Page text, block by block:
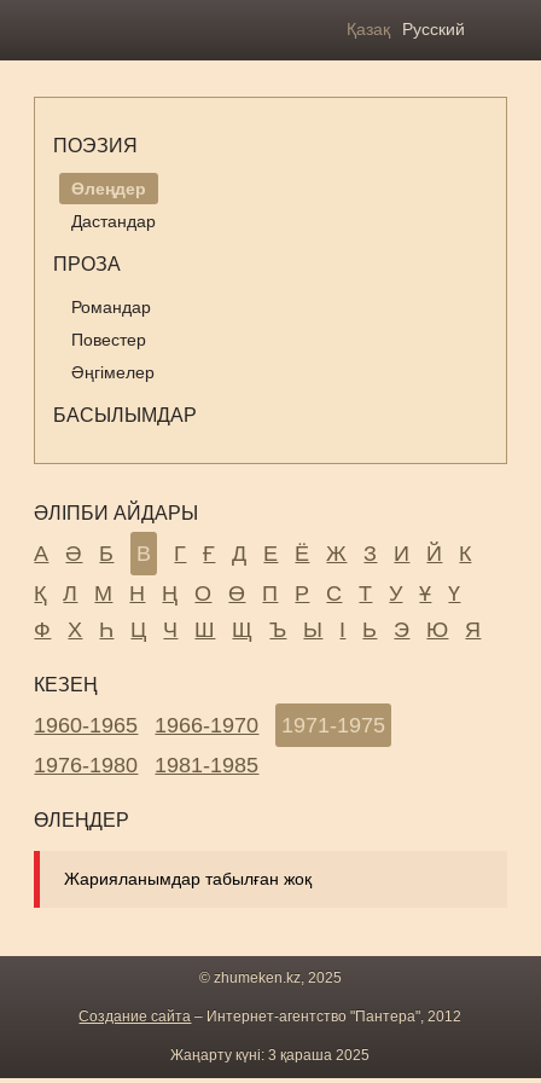
Қазақ Русский
ПОЭЗИЯ
Өлеңдер
Дастандар
ПРОЗА
Романдар
Повестер
Әңгімелер
БАСЫЛЫМДАР
ӘЛІПБИ АЙДАРЫ
А Ә Б В Г Ғ Д Е Ё Ж З И Й
К
Қ
Л М Н Ң О Ө П Р С Т У Ұ
Ү
Ф
Х Һ Ц Ч Ш Щ Ъ Ы І Ь Э Ю Я
КЕЗЕҢ
1960-1965 1966-1970
1971-1975
1976-1980
1981-1985
ӨЛЕҢДЕР
Жарияланымдар табылған жоқ
© zhumeken.kz, 2025
Создание сайта – Интернет-агентство "Пантера", 2012
Жаңарту күні: 3 қараша 2025